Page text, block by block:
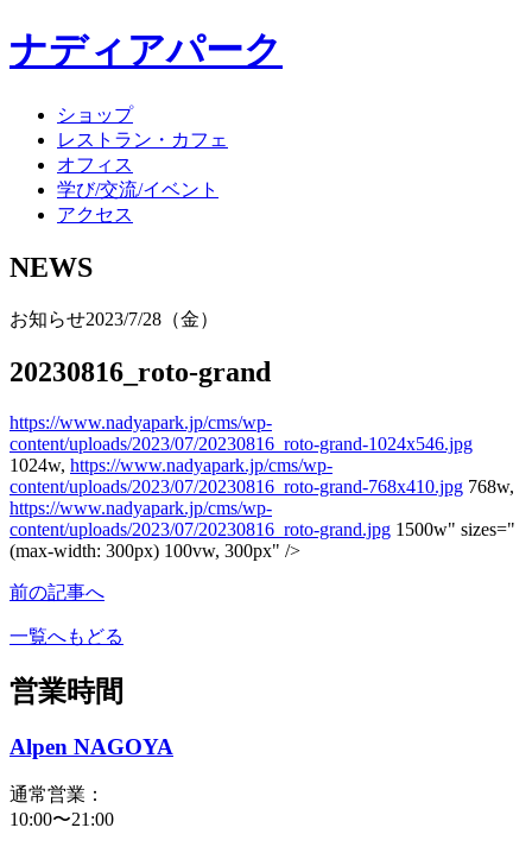
ナディアパーク
ショップ
レストラン・カフェ
オフィス
学び/交流/イベント
アクセス
NEWS
お知らせ2023/7/28（金）
20230816_roto-grand
https://www.nadyapark.jp/cms/wp-
content/uploads/2023/07/20230816_roto-grand-1024x546.jpg
1024w, https://www.nadyapark.jp/cms/wp-
content/uploads/2023/07/20230816_roto-grand-768x410.jpg 768w,
https://www.nadyapark.jp/cms/wp-
content/uploads/2023/07/20230816_roto-grand.jpg 1500w" sizes="
(max-width: 300px) 100vw, 300px" />
前の記事へ
一覧へもどる
営業時間
Alpen NAGOYA
通常営業：
10:00〜21:00